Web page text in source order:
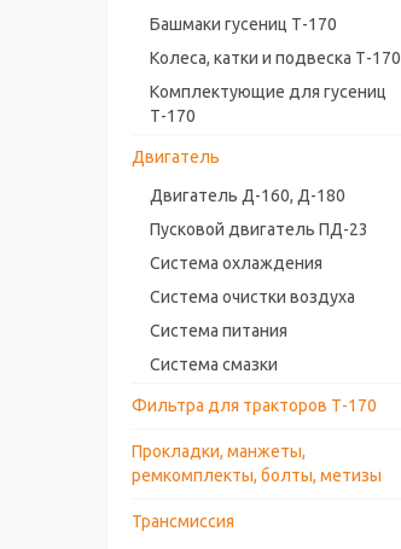
Башмаки гусениц Т-170
Колеса, катки и подвеска Т-170
Комплектующие для гусениц
Т-170
Двигатель
Двигатель Д-160, Д-180
Пусковой двигатель ПД-23
Система охлаждения
Система очистки воздуха
Система питания
Система смазки
Фильтра для тракторов Т-170
Прокладки, манжеты,
ремкомплекты, болты, метизы
Трансмиссия